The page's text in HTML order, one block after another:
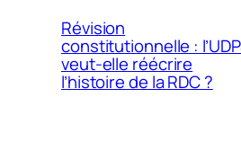
Révision
constitutionnelle :
veut-elle réécrire
l’histoire de la RDC ?